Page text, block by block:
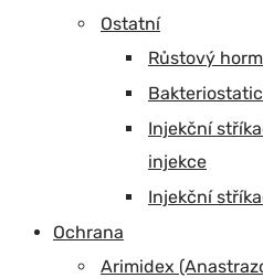
Ostatní
Růstový
Injekční
injekce
Injekční
Ochrana
Arimidex